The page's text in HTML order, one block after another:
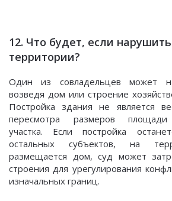
12. Что будет, если
территории?
Один из совладельцев может
возведя дом или строение
Постройка здания не является
пересмотра размеров площади
участка. Если постройка
остальных субъектов, на
размещается дом, суд может
строения для урегулирования
изначальных границ.